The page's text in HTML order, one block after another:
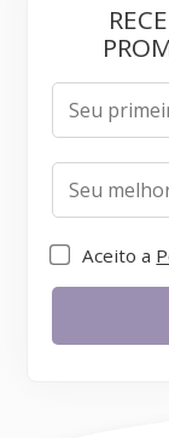
Aceito a